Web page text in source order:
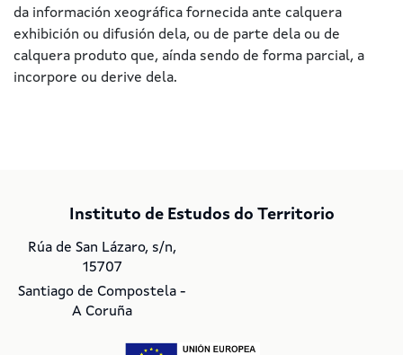
da información xeográfica fornecida ante calquera
exhibición ou difusión dela, ou de parte dela ou de
calquera produto que, aínda sendo de forma parcial, a
incorpore ou derive dela.
Instituto de Estudos do Territorio
Rúa de San Lázaro, s/n,
15707
Santiago de Compostela -
A Coruña